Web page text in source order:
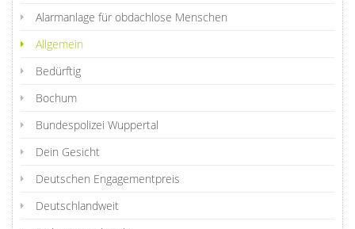
Alarmanlage für obdachlose Menschen
Allgemein
Bedürftig
Bochum
Bundespolizei Wuppertal
Dein Gesicht
Deutschen Engagementpreis
Deutschlandweit